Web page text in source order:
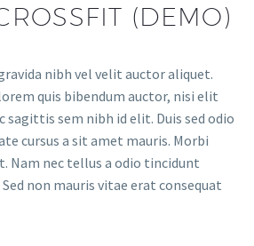
(DEMO)
nibh vel velit auctor aliquet.
quis bibendum auctor, nisi elit
sagittis sem nibh id elit. Duis sed odio
cursus a sit amet mauris. Morbi
Nam nec tellus a odio tincidunt
non mauris vitae erat consequat